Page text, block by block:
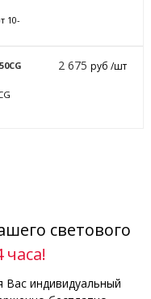
10-
2 675руб /шт
светового
часа!
индивидуальный